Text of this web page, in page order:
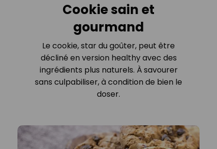
Cookie sain et
gourmand
Le cookie, star du goûter, peut être
décliné en version healthy avec des
ingrédients plus naturels. À savourer
sans culpabiliser, à condition de bien le
doser.